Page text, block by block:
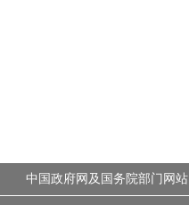
中国政府网及国务院部门网站